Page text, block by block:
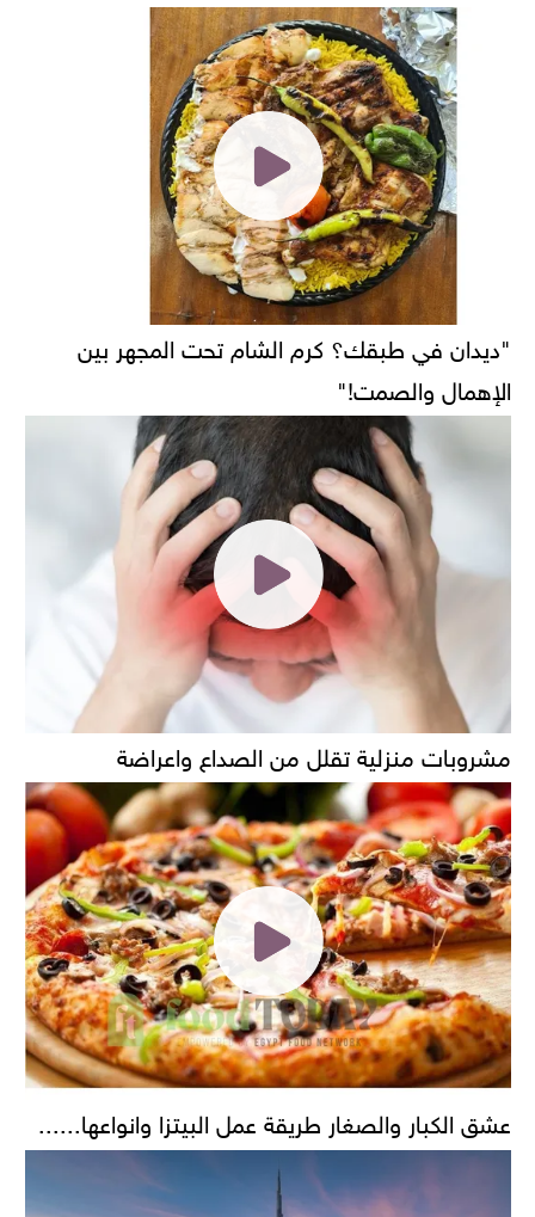
"ديدان في طبقك؟ كرم الشام تحت المجهر بين
الإهمال والصمت!"
مشروبات منزلية تقلل من الصداع واعراضة
عشق الكبار والصغار طريقة عمل البيتزا وانواعها......